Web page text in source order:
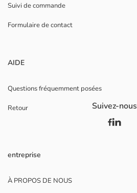
Suivi de commande
Formulaire de contact
AIDE
Questions fréquemment posées
Retour
entreprise
À PROPOS DE NOUS
Suivez-nous